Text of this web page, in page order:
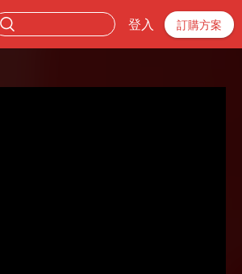
登入 訂購方案